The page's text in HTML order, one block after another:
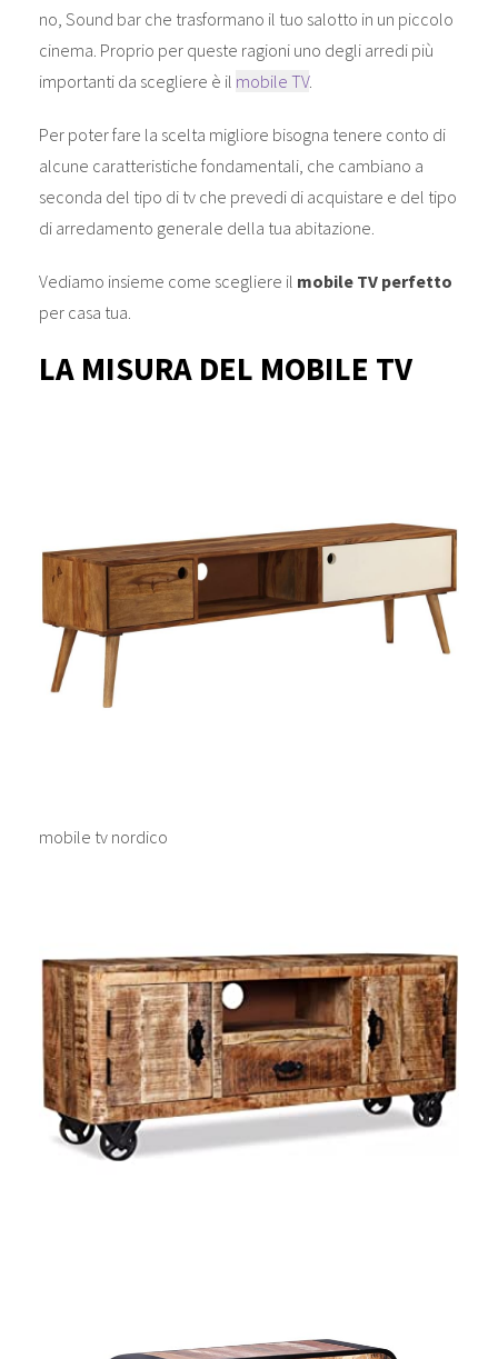
no, Sound bar che trasformano il tuo salotto in un piccolo
cinema. Proprio per queste ragioni uno degli arredi più
importanti da scegliere è il mobile TV.
Per poter fare la scelta migliore bisogna tenere conto di
alcune caratteristiche fondamentali, che cambiano a
seconda del tipo di tv che prevedi di acquistare e del tipo
di arredamento generale della tua abitazione.
Vediamo insieme come scegliere il mobile TV perfetto
per casa tua.
LA MISURA DEL MOBILE TV
mobile tv nordico